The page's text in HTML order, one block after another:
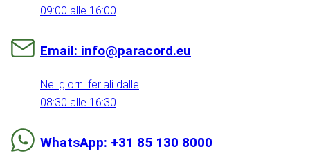
09:00 alle 16:00
Email: info@paracord.eu
Nei giorni feriali dalle
08:30 alle 16:30
WhatsApp: +31 85 130 8000